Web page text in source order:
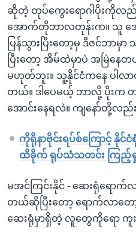
ဆိုတဲ့ တုပ်ကွေးရောဂါပိုးကိုလည်
အောက်တိုဘာလတုန်းက။ သူ
ပြန်သွားပြီးတော့မှ ဒီဇင်ဘာမှ
ပြီးတော့ အိမ်ထဲမှာပဲ အမြဲန
မဟုတ်ဘူး။ သူ့နိုင်ငံကနေ ပါလာတ
တယ်။ ဒါပေမယ့် ဘာလို့ ပိုး
အောင်းနေရလဲ။ ကျနော်တို့လ
ကိုရိုနာဗိုင်းရပ်စ်ကြောင့် နို
ထိခိုက် ရုပ်သံသတင်း ကြည့်ရှု
မအင်ကြင်းနိုင် - ဆေးရုံရောက်လ
တယ်ဆိုပြီးတော့ ရောက်လာတော့
ဆေးရုံမှာရှိတဲ့ လူတွေကိုရော ကူး